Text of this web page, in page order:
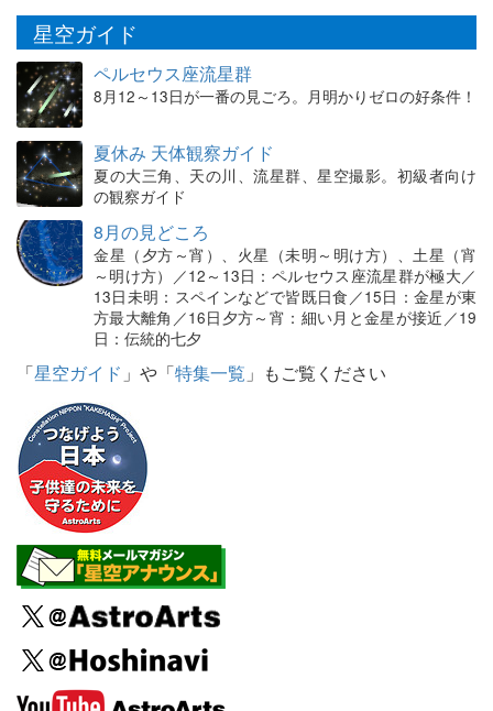
星空ガイド
ペルセウス座流星群
8月12～13日が一番の見ごろ。月明かりゼロの好条件！
夏休み 天体観察ガイド
夏の大三角、天の川、流星群、星空撮影。初級者向け
の観察ガイド
8月の見どころ
金星（夕方～宵）、火星（未明～明け方）、土星（宵
～明け方）／12～13日：ペルセウス座流星群が極大／
13日未明：スペインなどで皆既日食／15日：金星が東
方最大離角／16日夕方～宵：細い月と金星が接近／19
日：伝統的七夕
「星空ガイド 」や「特集一覧 」もご覧ください